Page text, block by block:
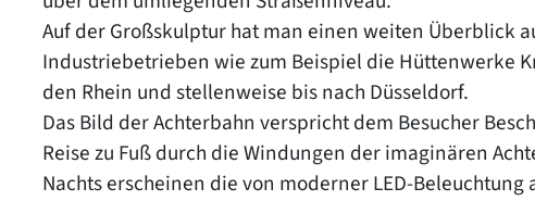
Auf der Großskulptur hat man einen weiten Überblick
Industriebetrieben wie zum Beispiel die Hüttenwerke
den Rhein und stellenweise bis nach Düsseldorf.
Das Bild der Achterbahn verspricht dem Besucher
Reise zu Fuß durch die Windungen der imaginären
Nachts erscheinen die von moderner LED-